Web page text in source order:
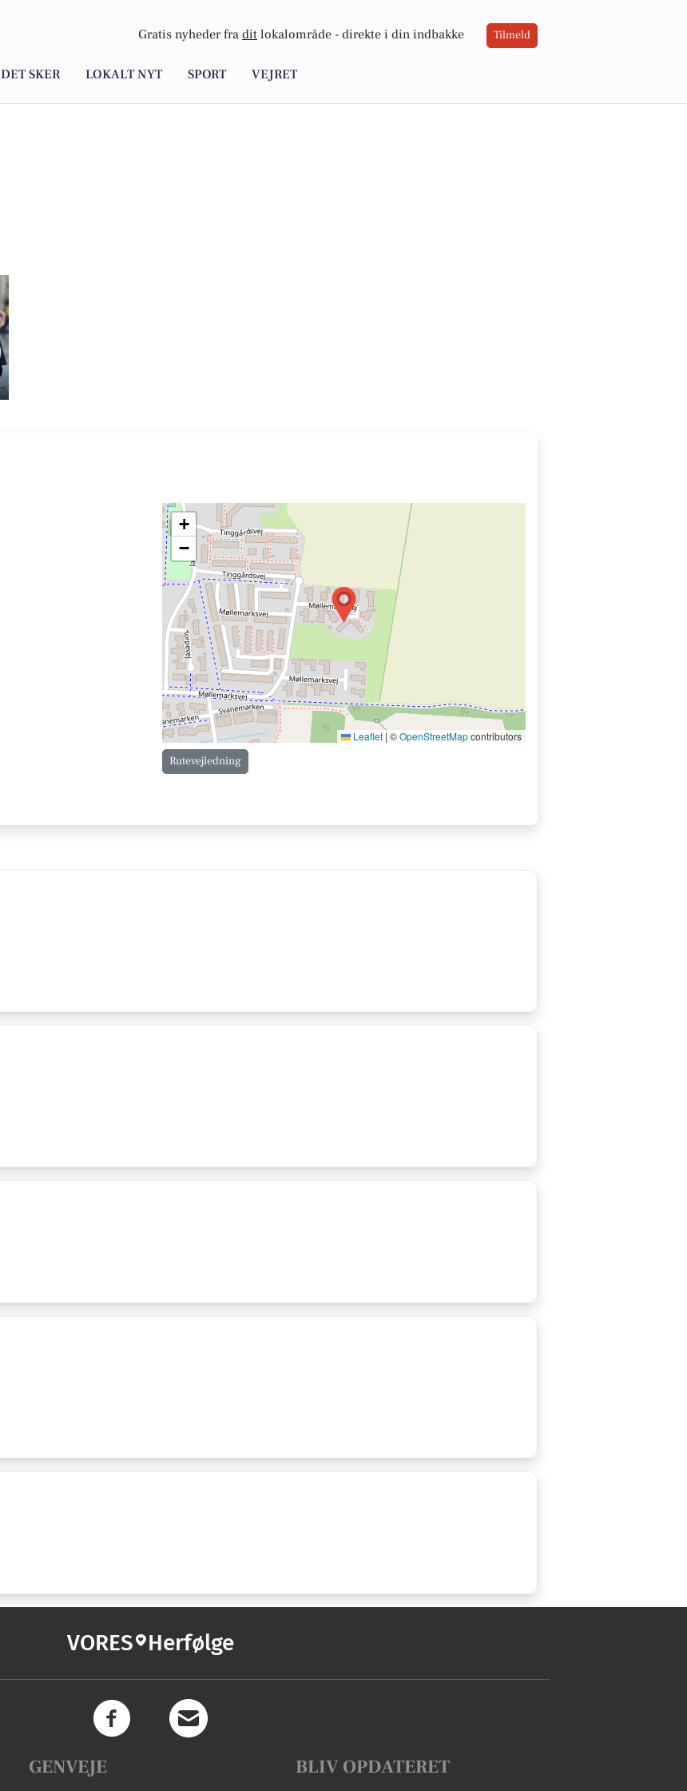
Gratis nyheder fra dit lokalområde - direkte i din indbakke Tilmeld
DET SKER LOKALT NYT SPORT VEJRET
+
−
Leaflet | ©OpenStreetMapcontributors
Rutevejledning
VORES Herfølge
GENVEJE BLIV OPDATERET